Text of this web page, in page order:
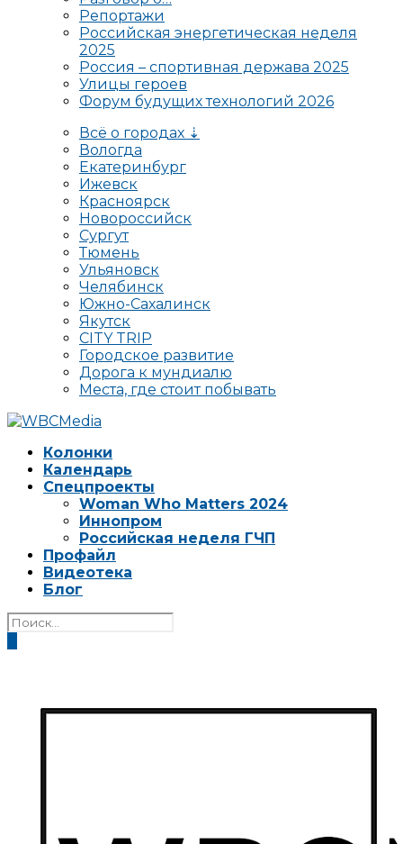
Репортажи
Российская энергетическая неделя
2025
Россия – спортивная держава 2025
Улицы героев
Форум будущих технологий 2026
Всё о городах ⇣
Вологда
Екатеринбург
Ижевск
Красноярск
Новороссийск
Сургут
Тюмень
Ульяновск
Челябинск
Южно-Сахалинск
Якутск
CITY TRIP
Городское развитие
Дорога к мундиалю
Места, где стоит побывать
Колонки
Календарь
Спецпроекты
Woman Who Matters 2024
Иннопром
Российская неделя ГЧП
Профайл
Видеотека
Блог